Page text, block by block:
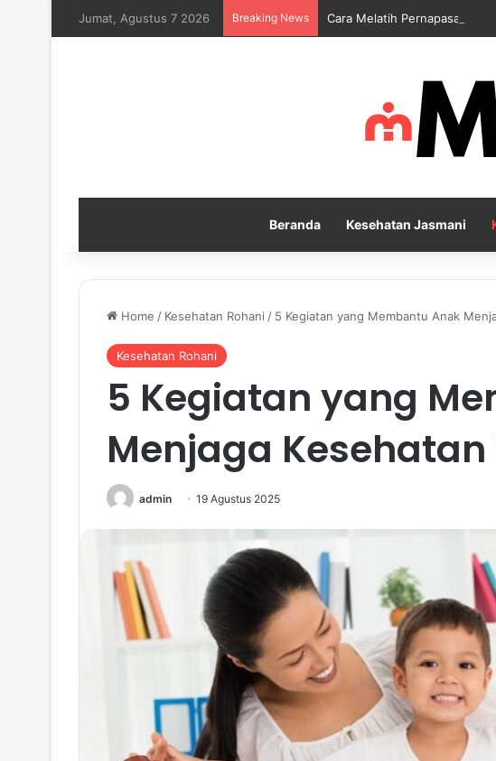
Jumat, Agustus 7 2026 Breaking News Cara Melatih Pernapasan
Beranda Kesehatan Jasmani
Home / Kesehatan Rohani / 5 Kegiatan yang Membantu Anak
Kesehatan Rohani
5 Kegiatan yang
Menjaga Kesehatan
admin 19 Agustus 2025